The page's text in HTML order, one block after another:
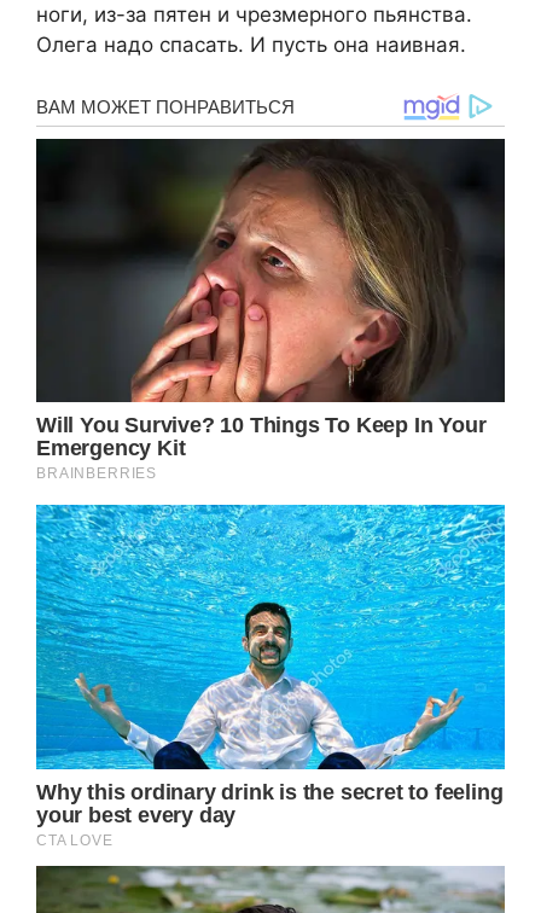
ноги, из-за пятен и чрезмерного пьянства.
Олега надо спасать. И пусть она наивная.